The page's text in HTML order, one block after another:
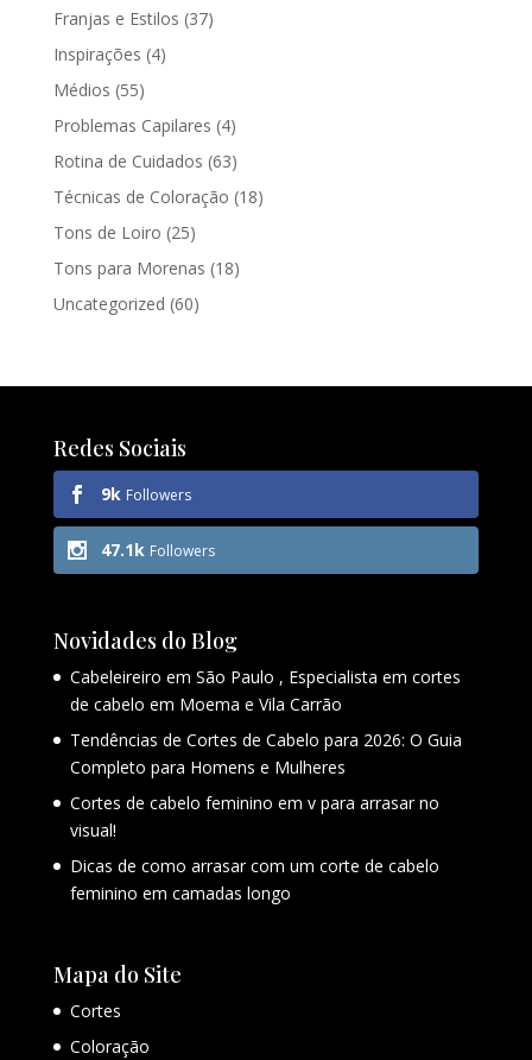
Franjas e Estilos (37)
Inspirações (4)
Médios (55)
Problemas Capilares (4)
Rotina de Cuidados (63)
Técnicas de Coloração (18)
Tons de Loiro (25)
Tons para Morenas (18)
Uncategorized (60)
Redes Sociais
9k Followers
47.1k Followers
Novidades do Blog
Cabeleireiro em São Paulo , Especialista em cortes
de cabelo em Moema e Vila Carrão
Tendências de Cortes de Cabelo para 2026: O Guia
Completo para Homens e Mulheres
Cortes de cabelo feminino em v para arrasar no
visual!
Dicas de como arrasar com um corte de cabelo
feminino em camadas longo
Mapa do Site
Cortes
Coloração